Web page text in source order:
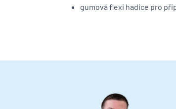
gumová flexi hadice pro